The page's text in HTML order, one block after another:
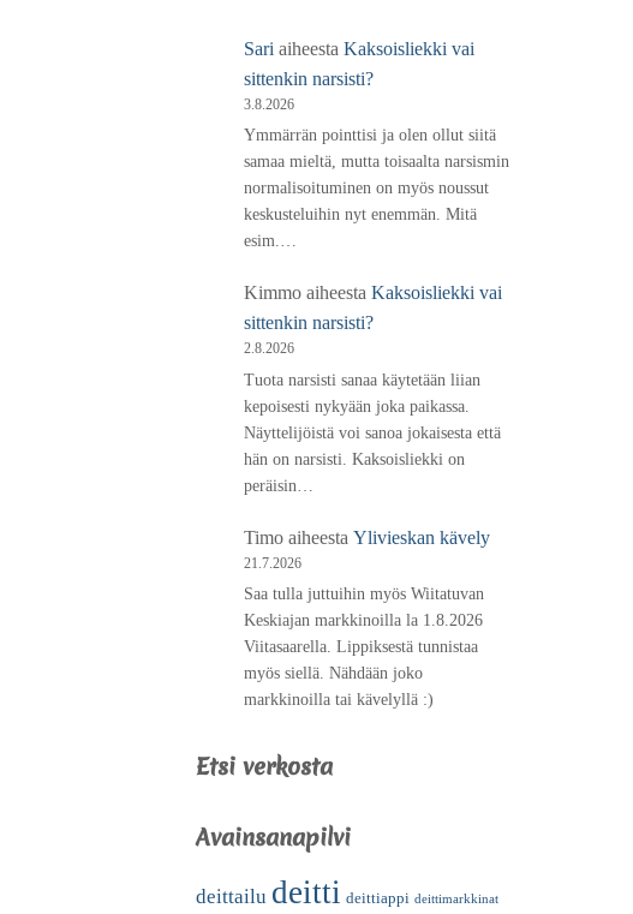
Sari aiheesta Kaksoisliekki vai
sittenkin narsisti?
3.8.2026
Ymmärrän pointtisi ja olen ollut siitä
samaa mieltä, mutta toisaalta narsismin
normalisoituminen on myös noussut
keskusteluihin nyt enemmän. Mitä
esim.…
Kimmoaiheesta Kaksoisliekki vai
sittenkin narsisti?
2.8.2026
Tuota narsisti sanaa käytetään liian
kepoisesti nykyään joka paikassa.
Näyttelijöistä voi sanoa jokaisesta että
hän on narsisti. Kaksoisliekki on
peräisin…
Timoaiheesta Ylivieskan kävely
21.7.2026
Saa tulla juttuihin myös Wiitatuvan
Keskiajan markkinoilla la 1.8.2026
Viitasaarella. Lippiksestä tunnistaa
myös siellä. Nähdään joko
markkinoilla tai kävelyllä :)
Etsi verkosta
Avainsanapilvi
deittailu deitti deittiappi deittimarkkinat